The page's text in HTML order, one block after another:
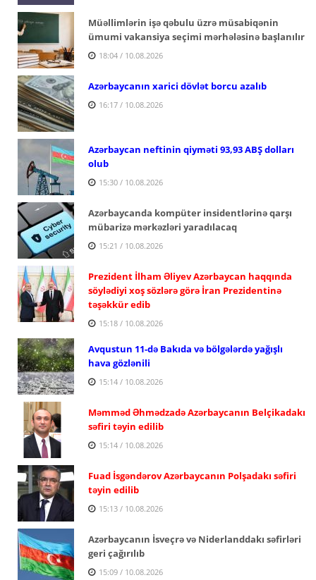
Müəllimlərin işə qəbulu üzrə müsabiqənin
ümumi vakansiya seçimi mərhələsinə başlanılır
18:04 / 10.08.2026
Azərbaycanın xarici dövlət borcu azalıb
16:17 / 10.08.2026
Azərbaycan neftinin qiyməti 93,93 ABŞ dolları
olub
15:30 / 10.08.2026
Azərbaycanda kompüter insidentlərinə qarşı
mübarizə mərkəzləri yaradılacaq
15:21 / 10.08.2026
Prezident İlham Əliyev Azərbaycan haqqında
söylədiyi xoş sözlərə görə İran Prezidentinə
təşəkkür edib
15:18 / 10.08.2026
Avqustun 11-də Bakıda və bölgələrdə yağışlı
hava gözlənili
15:14 / 10.08.2026
Məmməd Əhmədzadə Azərbaycanın Belçikadakı
səfiri təyin edilib
15:14 / 10.08.2026
Fuad İsgəndərov Azərbaycanın Polşadakı səfiri
təyin edilib
15:13 / 10.08.2026
Azərbaycanın İsveçrə və Niderlanddakı səfirləri
geri çağırılıb
15:09 / 10.08.2026